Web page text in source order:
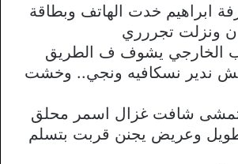
ابراهيم خدت الهاتف وبطاقة
ونزلت تجررري
الخارجي يشوف ف الطريق
ندير نسكافيه ونجي.. وخشت
شافت غزال اسمر محلق
وعريض يجنن قربت بتسلم